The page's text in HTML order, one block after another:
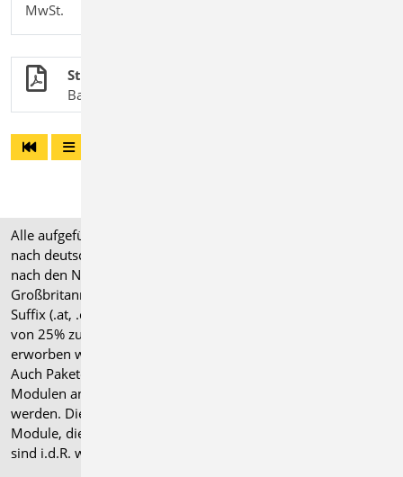
MwSt.
Stahlbetonbau
BauStatik-Module nach DIN EN 1992-1-1
Alle aufgeführten Preise verstehen sich für Module/Pakete
nach deutschen Normgrundlagen (".de"). Module, die auch
nach den Normen für Österreich, Schweiz, Italien und
Großbritannien verfügbar sind, tragen ein entsprechendes
Suffix (.at, .ch, .it bzw. .uk) und können gegen einen Aufpreis
von 25% zusammen mit dem jeweiligen ".de"-Modul
erworben werden.
Auch Pakete können gegen einen Aufpreis von 25% mit
Modulen anderer Normen (.at, .ch, .it bzw. .uk) erweitert
werden. Die Paketerweiterung umfasst alle entsprechenden
Module, die zum Zeitpunkt des Kaufs verfügbar sind. Das
sind i.d.R. weniger Module als nach deutscher Norm.